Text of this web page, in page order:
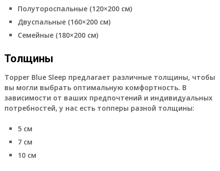
Полутороспальные (120×200 см)
Двуспальные (160×200 см)
Семейные (180×200 см)
Толщины
Topper Blue Sleep предлагает различные толщины, чтобы
вы могли выбрать оптимальную комфортность. В
зависимости от ваших предпочтений и индивидуальных
потребностей, у нас есть топперы разной толщины:
5 см
7 см
10 см